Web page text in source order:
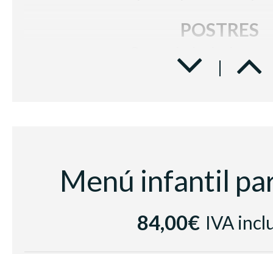
POSTRES
Copa de helado
Trozo de pastel acompañado
Menú infantil
84,00€ IVA